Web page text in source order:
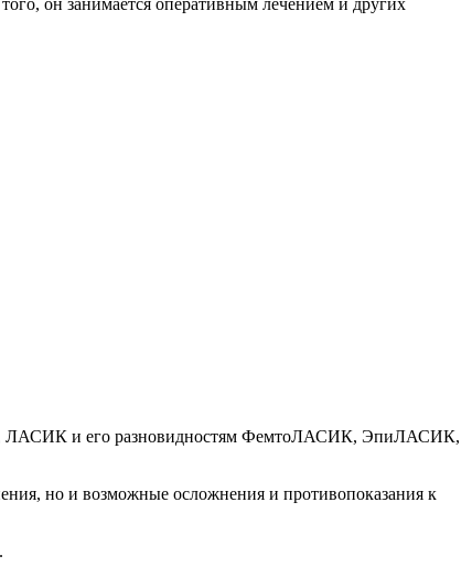
ЛАСИК и его разновидностям ФемтоЛАСИК, ЭпиЛАСИК,
но и возможные осложнения и противопоказания к